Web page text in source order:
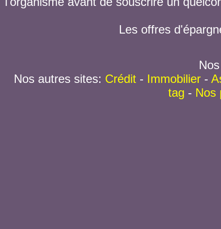
Les offres
Nos autres sites: Crédit- Immobilier-
tag - Nos